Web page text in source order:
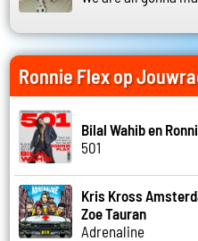
Ronnie Flex op
Bilal Wahib en
501
Kris Kross
Zoe Tauran
Adrenaline